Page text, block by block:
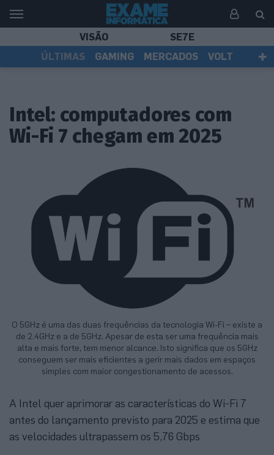
VISÃO
SE7E
ÚLTIMAS
GAMING MERCADOS
VOLT
Intel: computadores com
Wi-Fi 7 chegam em 2025
O 5GHz é uma das duas frequências da tecnologia Wi-Fi – existe a
de 2.4GHz e a de 5GHz. Apesar de esta ser uma frequência mais
alta e mais forte, tem menor alcance. Isto significa que os 5GHz
conseguem ser mais eficientes a gerir mais dados em espaços
simples com maior congestionamento de acessos.
A Intel quer aprimorar as características do Wi-Fi 7
antes do lançamento previsto para 2025 e estima que
as velocidades ultrapassem os 5,76 Gbps